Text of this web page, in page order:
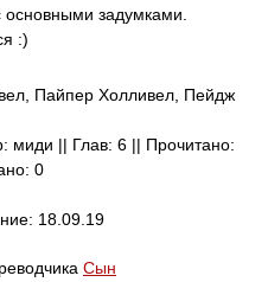
основными задумками.
:)
Пайпер Холливел, Пейдж
миди || Глав: 6 || Прочитано:
0
18.09.19
Сын